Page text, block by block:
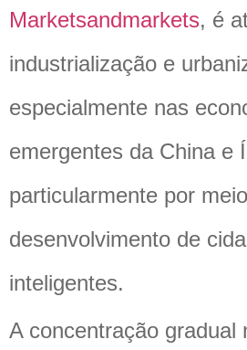
Marketsandmarkets, é
industrialização e
especialmente nas
emergentes da China e
particularmente por
desenvolvimento de
inteligentes.
A concentração gradual